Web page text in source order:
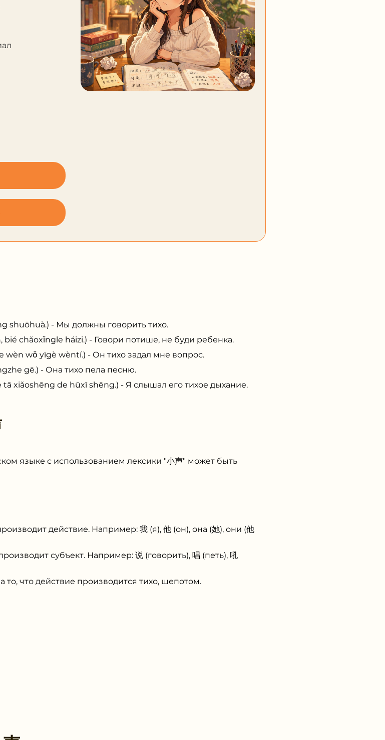
shuōhuà.) - Мы должны говорить тихо.
bié chǎoxǐngle háizi.) - Говори потише, не буди ребенка.
wèn wǒ yīgè wèntí.) - Он тихо задал мне вопрос.
gē.) - Она тихо пела песню.
tā xiǎoshēng de hūxī shēng.) - Я слышал его тихое дыхание.
языке с использованием лексики "小声" может быть
действие. Например: 我 (я), 他 (он), она (她), они (他
субъект. Например: 说 (говорить), 唱 (петь), 吼
то, что действие производится тихо, шепотом.